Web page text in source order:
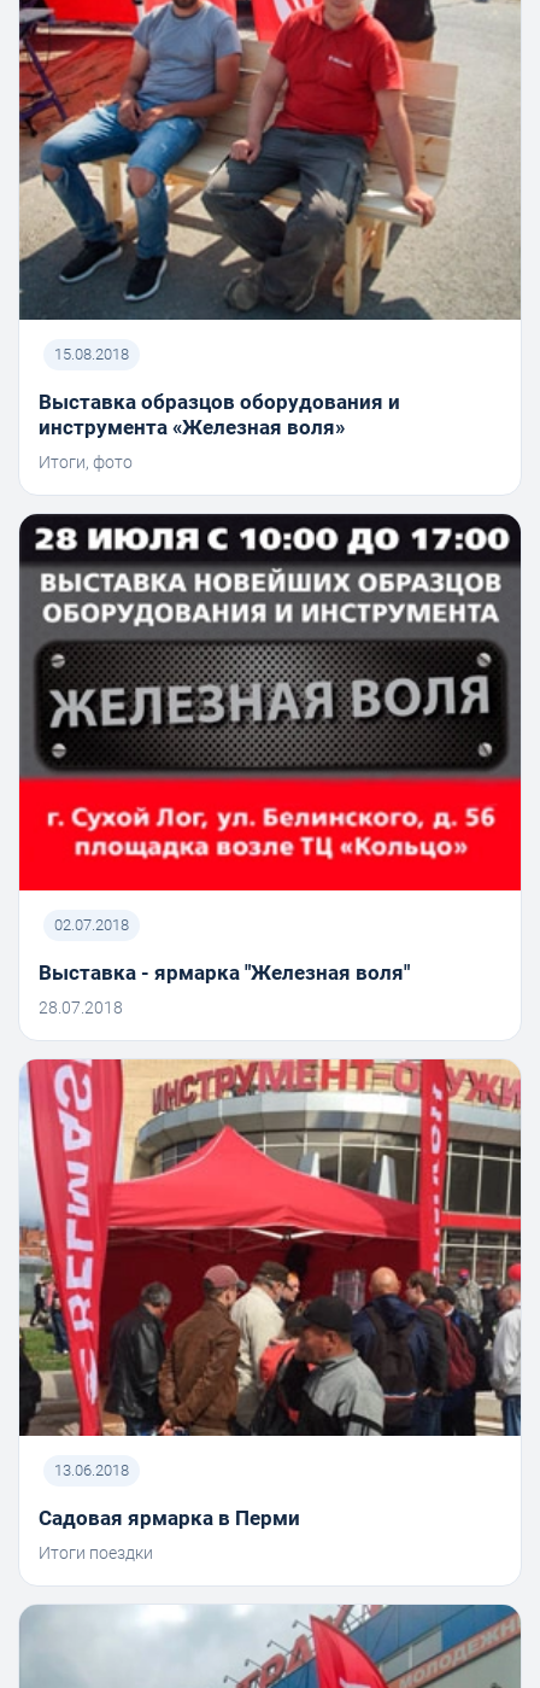
15.08.2018
Выставка образцов оборудования и
инструмента «Железная воля»
Итоги, фото
02.07.2018
Выставка - ярмарка "Железная воля"
28.07.2018
13.06.2018
Садовая ярмарка в Перми
Итоги поездки